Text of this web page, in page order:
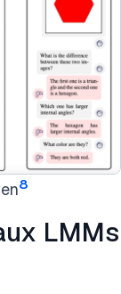
8
LMMs